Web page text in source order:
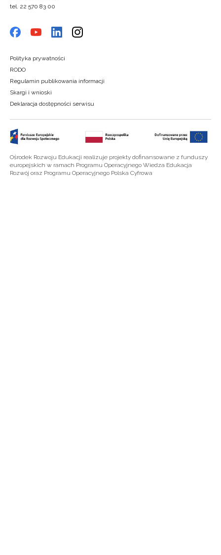
tel. 22 570 83 00
Polityka prywatności
RODO
Regulamin publikowania informacji
Skargi i wnioski
Deklaracja dostępności serwisu
Ośrodek Rozwoju Edukacji realizuje projekty dofinansowane z funduszy
europejskich w ramach Programu Operacyjnego Wiedza Edukacja
Rozwój oraz Programu Operacyjnego Polska Cyfrowa